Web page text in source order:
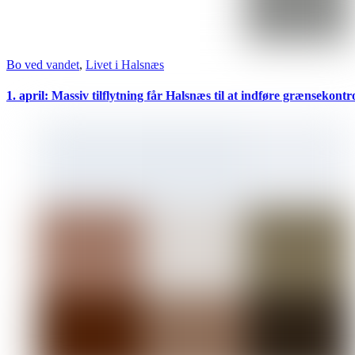
Bo ved vandet, Livet i Halsnæs
1. april: Massiv tilflytning får Halsnæs til at indføre